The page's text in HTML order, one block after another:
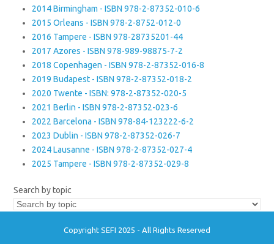
2014 Birmingham - ISBN 978-2-87352-010-6
2015 Orleans - ISBN 978-2-8752-012-0
2016 Tampere - ISBN 978-28735201-44
2017 Azores - ISBN 978-989-98875-7-2
2018 Copenhagen - ISBN 978-2-87352-016-8
2019 Budapest - ISBN 978-2-87352-018-2
2020 Twente - ISBN: 978-2-87352-020-5
2021 Berlin - ISBN 978-2-87352-023-6
2022 Barcelona - ISBN 978-84-123222-6-2
2023 Dublin - ISBN 978-2-87352-026-7
2024 Lausanne - ISBN 978-2-87352-027-4
2025 Tampere - ISBN 978-2-87352-029-8
Search by topic
Copyright SEFI 2025 - All Rights Reserved